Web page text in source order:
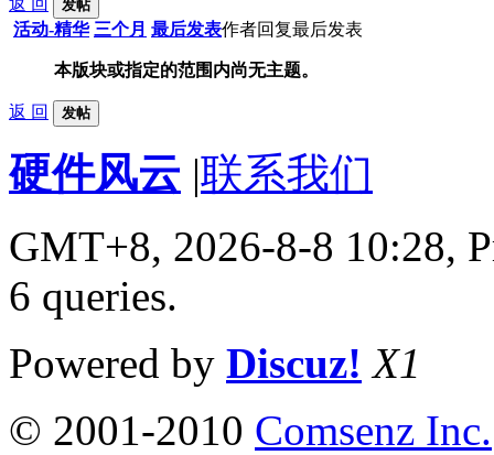
发帖
活动-精华 三个月 最后发表作者回复最后发表
本版块或指定的范围内尚无主题。
返 回 发帖
硬件风云 |联系我们
GMT+8, 2026-8-8 10:28,
6 queries.
Powered by Discuz! X1
© 2001-2010 Comsenz Inc.